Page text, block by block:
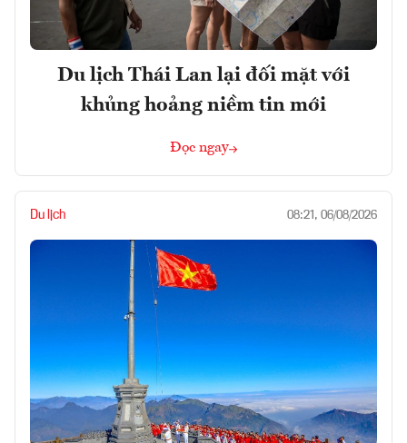
Du lịch Thái Lan lại đối mặt với
khủng hoảng niềm tin mới
Đọc ngay
Du lịch 08:21, 06/08/2026